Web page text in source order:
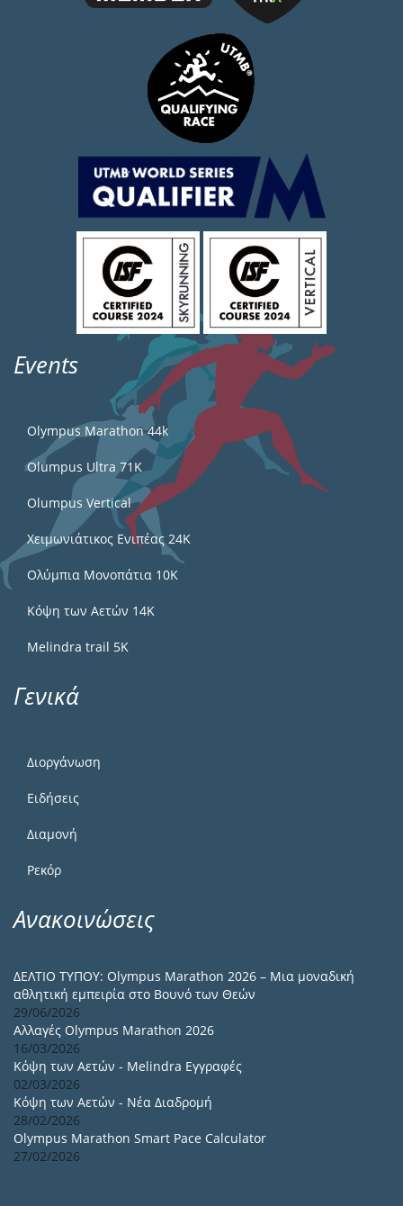
Events
Olympus Marathon 44k
Olumpus Ultra 71K
Olumpus Vertical
Χειμωνιάτικος Ενιπέας 24Κ
Ολύμπια Μονοπάτια 10Κ
Κόψη των Αετών 14Κ
Melindra trail 5Κ
Γενικά
Διοργάνωση
Ειδήσεις
Διαμονή
Ρεκόρ
Ανακοινώσεις
ΔΕΛΤΙΟ ΤΥΠΟΥ: Olympus Marathon 2026 – Μια μοναδική
αθλητική εμπειρία στο Βουνό των Θεών
29/06/2026
Αλλαγές Olympus Marathon 2026
16/03/2026
Κόψη των Αετών - Melindra Εγγραφές
02/03/2026
Κόψη των Αετών - Νέα Διαδρομή
28/02/2026
Olympus Marathon Smart Pace Calculator
27/02/2026